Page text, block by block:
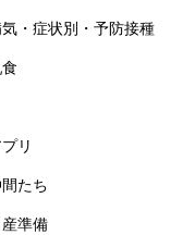
・症状別・予防接種
リ
たち
準備